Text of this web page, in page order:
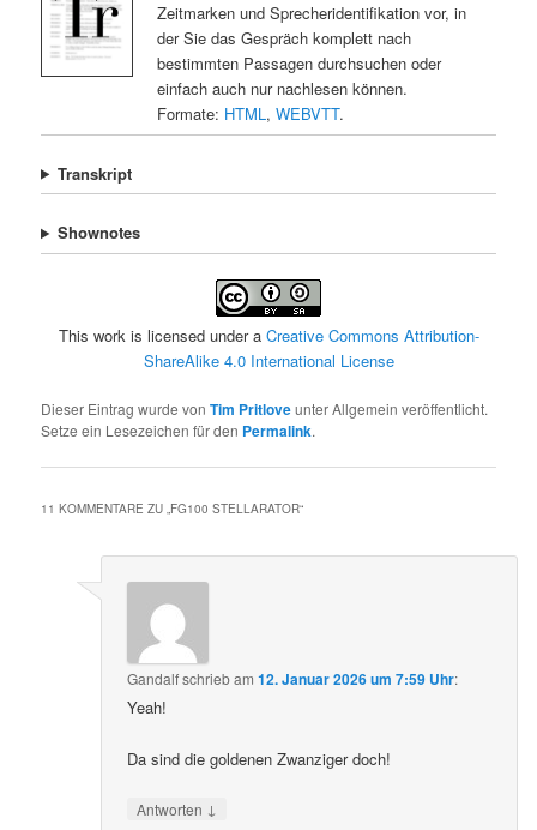
Zeitmarken und Sprecheridentifikation vor, in
der Sie das Gespräch komplett nach
bestimmten Passagen durchsuchen oder
einfach auch nur nachlesen können.
Formate: HTML, WEBVTT.
Transkript
Shownotes
This work is licensed under a Creative Commons Attribution-
ShareAlike 4.0 International License
Dieser Eintrag wurde vonTim Pritloveunter Allgemein veröffentlicht.
Setze ein Lesezeichen für den Permalink.
11 KOMMENTARE ZU „FG100 STELLARATOR“
Gandalfschriebam12. Januar 2026 um 7:59 Uhr:
Yeah!
Da sind die goldenen Zwanziger doch!
Antworten ↓